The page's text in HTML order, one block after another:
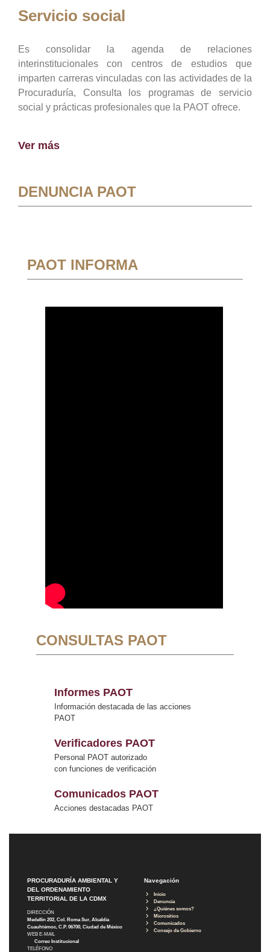
Servicio social
Es consolidar la agenda de relaciones
interinstitucionales con centros de estudios que
imparten carreras vinculadas con las actividades de la
Procuraduría, Consulta los programas de servicio
social y prácticas profesionales que la PAOT ofrece.
Ver más
DENUNCIA PAOT
PAOT INFORMA
CONSULTAS PAOT
Informes PAOT
Información destacada de las acciones
PAOT
Verificadores PAOT
Personal PAOT autorizado
con funciones de verificación
Comunicados PAOT
Acciones destacadas PAOT
PROCURADURÍA AMBIENTAL Y
DEL ORDENAMIENTO
TERRITORIAL DE LA CDMX
DIRECCIÓN
Medellín 202, Col. Roma Sur, Alcaldía
Cuauhtémoc, C.P. 06700, Ciudad de México
WEB E-MAIL
Correo Institucional
TELÉFONO
Navegación
Inicio
Denuncia
¿Quiénes somos?
Micrositios
Comunicados
Consejo de Gobierno